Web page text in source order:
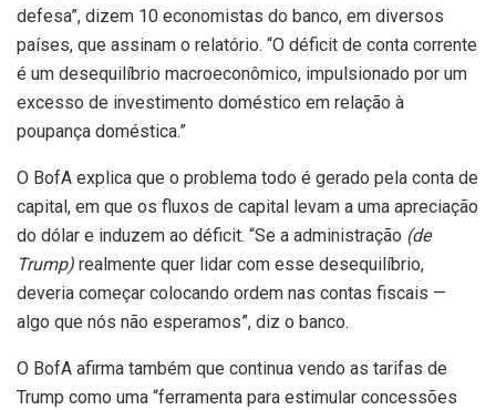
defesa”, dizem 10 economistas do banco, em diversos
países, que assinam o relatório. “O déficit de conta corrente
é um desequilíbrio macroeconômico, impulsionado por um
excesso de investimento doméstico em relação à
poupança doméstica.”
O BofA explica que o problema todo é gerado pela conta de
capital, em que os fluxos de capital levam a uma apreciação
do dólar e induzem ao déficit. “Se a administração (de
Trump) realmente quer lidar com esse desequilíbrio,
deveria começar colocando ordem nas contas fiscais —
algo que nós não esperamos”, diz o banco.
O BofA afirma também que continua vendo as tarifas de
Trump como uma “ferramenta para estimular concessões